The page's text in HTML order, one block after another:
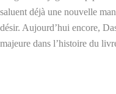
saluent déjà une nouvelle
désir. Aujourd’hui encore,
majeure dans l’histoire du